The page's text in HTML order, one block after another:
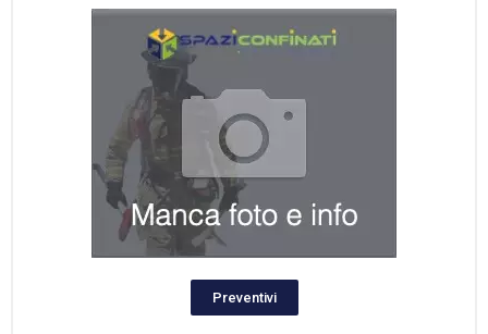
Preventivi